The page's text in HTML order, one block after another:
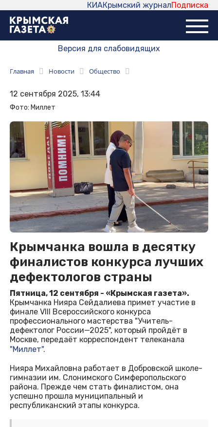
Подписка
Крымский журнал
КИА
Версия для слабовидящих
Главная Новости Общество
12 сентября 2025, 13:44
Фото: Миллет
Крымчанка вошла в десятку
финалистов конкурса лучших
дефектологов страны
Пятница, 12 сентября - «Крымская газета».
Крымчанка Нияра Сейдалиева примет участие в
финале VIII Всероссийского конкурса
профессионального мастерства "Учитель-
дефектолог России—2025", который пройдёт в
Москве, передаёт корреспондент телеканала
"Миллет".
Нияра Михайловна работает в Добровской школе-
гимназии им. Слонимского Симферопольского
района. Прежде чем стать финалистом, она
успешно прошла муниципальный и
республиканский этапы конкурса.